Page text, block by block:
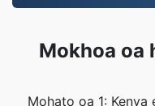
Mokhoa oa
Mohato oa 1: Kenya